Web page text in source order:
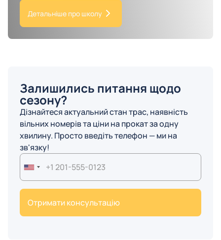
Детальніше про школу
Залишились питання щодо
сезону?
Дізнайтеся актуальний стан трас, наявність
вільних номерів та ціни на прокат за одну
хвилину. Просто введіть телефон — ми на
зв'язку!
United
States
+1